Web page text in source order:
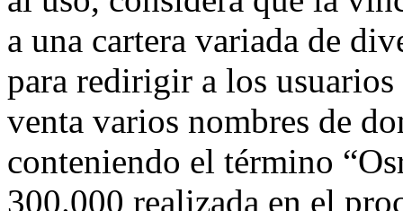
a una cartera variada de
para redirigir a los usuarios
venta varios nombres de
conteniendo el término
300.000 realizada en el